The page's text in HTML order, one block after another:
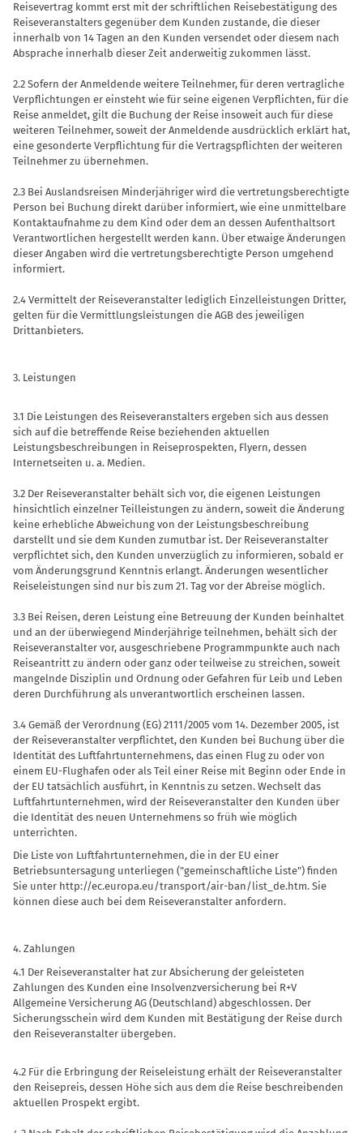
Reisevertrag kommt erst mit der schriftlichen Reisebestätigung des
Reiseveranstalters gegenüber dem Kunden zustande, die dieser
innerhalb von 14 Tagen an den Kunden versendet oder diesem nach
Absprache innerhalb dieser Zeit anderweitig zukommen lässt.
2.2 Sofern der Anmeldende weitere Teilnehmer, für deren vertragliche
Verpflichtungen er einsteht wie für seine eigenen Verpflichten, für die
Reise anmeldet, gilt die Buchung der Reise insoweit auch für diese
weiteren Teilnehmer, soweit der Anmeldende ausdrücklich erklärt hat,
eine gesonderte Verpflichtung für die Vertragspflichten der weiteren
Teilnehmer zu übernehmen.
2.3 Bei Auslandsreisen Minderjähriger wird die vertretungsberechtigte
Person bei Buchung direkt darüber informiert, wie eine unmittelbare
Kontaktaufnahme zu dem Kind oder dem an dessen Aufenthaltsort
Verantwortlichen hergestellt werden kann. Über etwaige Änderungen
dieser Angaben wird die vertretungsberechtigte Person umgehend
informiert.
2.4 Vermittelt der Reiseveranstalter lediglich Einzelleistungen Dritter,
gelten für die Vermittlungsleistungen die AGB des jeweiligen
Drittanbieters.
3. Leistungen
3.1 Die Leistungen des Reiseveranstalters ergeben sich aus dessen
sich auf die betreffende Reise beziehenden aktuellen
Leistungsbeschreibungen in Reiseprospekten, Flyern, dessen
Internetseiten u. a. Medien.
3.2 Der Reiseveranstalter behält sich vor, die eigenen Leistungen
hinsichtlich einzelner Teilleistungen zu ändern, soweit die Änderung
keine erhebliche Abweichung von der Leistungsbeschreibung
darstellt und sie dem Kunden zumutbar ist. Der Reiseveranstalter
verpflichtet sich, den Kunden unverzüglich zu informieren, sobald er
vom Änderungsgrund Kenntnis erlangt. Änderungen wesentlicher
Reiseleistungen sind nur bis zum 21. Tag vor der Abreise möglich.
3.3 Bei Reisen, deren Leistung eine Betreuung der Kunden beinhaltet
und an der überwiegend Minderjährige teilnehmen, behält sich der
Reiseveranstalter vor, ausgeschriebene Programmpunkte auch nach
Reiseantritt zu ändern oder ganz oder teilweise zu streichen, soweit
mangelnde Disziplin und Ordnung oder Gefahren für Leib und Leben
deren Durchführung als unverantwortlich erscheinen lassen.
3.4 Gemäß der Verordnung (EG) 2111/2005 vom 14. Dezember 2005, ist
der Reiseveranstalter verpflichtet, den Kunden bei Buchung über die
Identität des Luftfahrtunternehmens, das einen Flug zu oder von
einem EU-Flughafen oder als Teil einer Reise mit Beginn oder Ende in
der EU tatsächlich ausführt, in Kenntnis zu setzen. Wechselt das
Luftfahrtunternehmen, wird der Reiseveranstalter den Kunden über
die Identität des neuen Unternehmens so früh wie möglich
unterrichten.
Die Liste von Luftfahrtunternehmen, die in der EU einer
Betriebsuntersagung unterliegen ("gemeinschaftliche Liste") finden
Sie unter http://ec.europa.eu/transport/air-ban/list_de.htm. Sie
können diese auch bei dem Reiseveranstalter anfordern.
4. Zahlungen
4.1 Der Reiseveranstalter hat zur Absicherung der geleisteten
Zahlungen des Kunden eine Insolvenzversicherung bei R+V
Allgemeine Versicherung AG (Deutschland) abgeschlossen. Der
Sicherungsschein wird dem Kunden mit Bestätigung der Reise durch
den Reiseveranstalter übergeben.
4.2 Für die Erbringung der Reiseleistung erhält der Reiseveranstalter
den Reisepreis, dessen Höhe sich aus dem die Reise beschreibenden
aktuellen Prospekt ergibt.